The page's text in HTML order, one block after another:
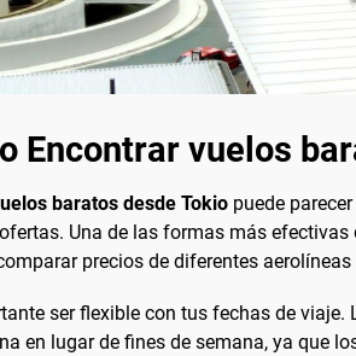
Encontrar vuelos
baratos desde Tokio puede
Una de las formas más
precios de diferentes
ser flexible con tus fechas de
en lugar de fines de semana, ya que